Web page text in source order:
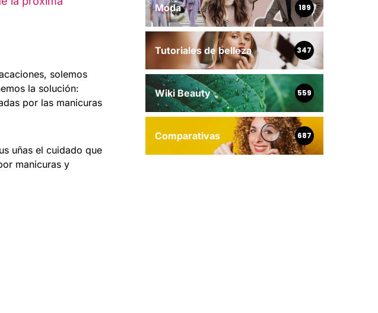
solemos
la solución:
por las manicuras
uñas el cuidado que
manicuras y
Moda 189
Tutoriales de belleza 347
Wiki Beauty 559
Comparativas 687